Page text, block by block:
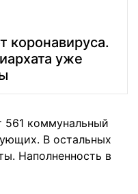
коронавируса.
уже
561 коммунальный
В остальных
Наполненность в